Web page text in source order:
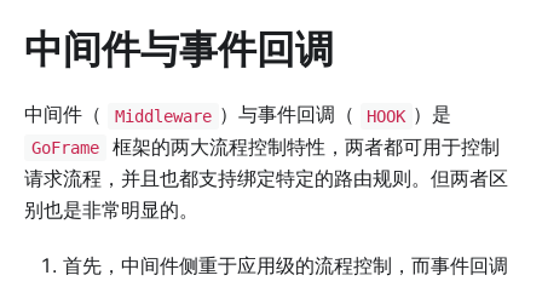
中间件与事件回调
中间件（ Middleware ）与事件回调（ HOOK ）是
GoFrame
框架的两大流程控制特性，两者都可用于控制
请求流程，并且也都支持绑定特定的路由规则。但两者区
别也是非常明显的。
首先，中间件侧重于应用级的流程控制，而事件回调